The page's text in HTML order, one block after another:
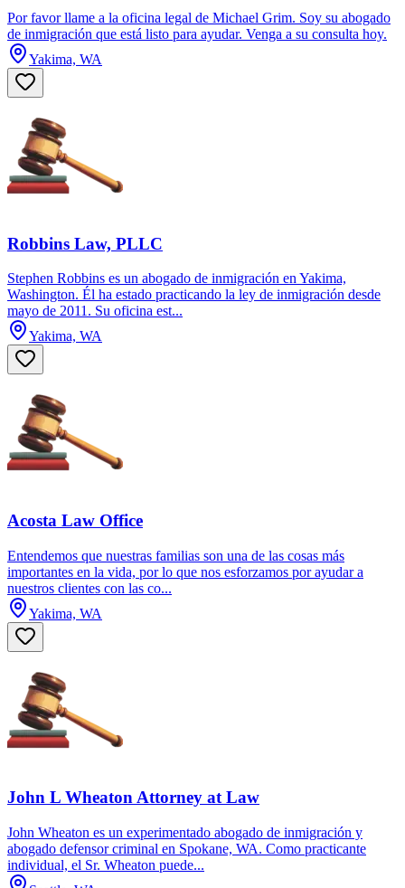
Por favor llame a la oficina legal de Michael Grim. Soy su abogado
de inmigración que está listo para ayudar. Venga a su consulta hoy.
Yakima, WA
Robbins Law, PLLC
Stephen Robbins es un abogado de inmigración en Yakima,
Washington. Él ha estado practicando la ley de inmigración desde
mayo de 2011. Su oficina est...
Yakima, WA
Acosta Law Office
Entendemos que nuestras familias son una de las cosas más
importantes en la vida, por lo que nos esforzamos por ayudar a
nuestros clientes con las co...
Yakima, WA
John L Wheaton Attorney at Law
John Wheaton es un experimentado abogado de inmigración y
abogado defensor criminal en Spokane, WA. Como practicante
individual, el Sr. Wheaton puede...